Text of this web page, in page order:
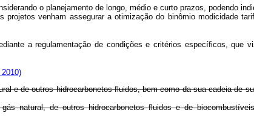
o planejamento de longo, médio e curto prazos, podendo
venham assegurar a otimização do binômio modicidade
a regulamentação de condições e critérios específicos, que
e de outros hidrocarbonetos fluidos, bem como da sua cadeia de
natural, de outros hidrocarbonetos fluidos e de